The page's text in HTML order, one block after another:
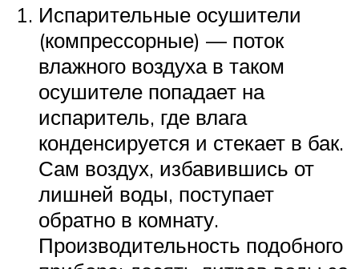
Испарительные осушители
(компрессорные) — поток
влажного воздуха в таком
осушителе попадает на
испаритель, где влага
конденсируется и стекает в бак.
Сам воздух, избавившись от
лишней воды, поступает
обратно в комнату.
Производительность подобного